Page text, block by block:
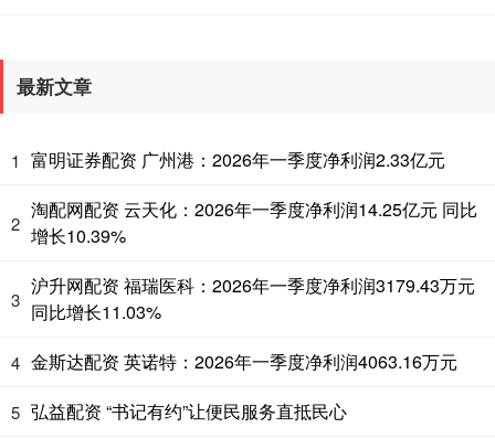
最新文章
1 富明证券配资 广州港：2026年一季度净利润2.33亿元
2
淘配网配资 云天化：2026年一季度净利润14.25亿元 同比
增长10.39%
3
沪升网配资 福瑞医科：2026年一季度净利润3179.43万元
同比增长11.03%
4 金斯达配资 英诺特：2026年一季度净利润4063.16万元
5 弘益配资 “书记有约”让便民服务直抵民心